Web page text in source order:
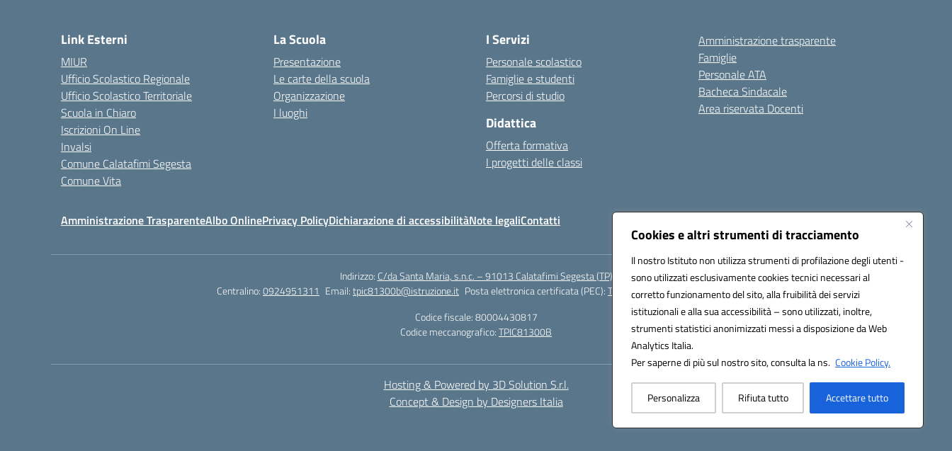
Cookies e altri strumenti di tracciamento
Il nostro Istituto non utilizza strumenti di profilazione degli utenti -
sono utilizzati esclusivamente cookies tecnici necessari al
corretto funzionamento del sito, alla fruibilità dei servizi
istituzionali e alla sua accessibilità – sono utilizzati, inoltre,
strumenti statistici anonimizzati messi a disposizione da Web
Analytics Italia.
Per saperne di più sul nostro sito, consulta la ns. Cookie Policy.
Personalizza Rifiuta tutto Accettare tutto
Link Esterni
MIUR
Ufficio Scolastico Regionale
Ufficio Scolastico Territoriale
Scuola in Chiaro
Iscrizioni On Line
Invalsi
Comune Calatafimi Segesta
Comune Vita
La Scuola
Presentazione
Le carte della scuola
Organizzazione
I luoghi
I Servizi
Personale scolastico
Famiglie e studenti
Percorsi di studio
Didattica
Offerta formativa
I progetti delle classi
Amministrazione trasparente
Famiglie
Personale ATA
Bacheca Sindacale
Area riservata Docenti
Amministrazione TrasparenteAlbo OnlinePrivacy PolicyDichiarazione di accessibilitàNote legaliContatti
Indirizzo: C/da Santa Maria, s.n.c. – 91013 Calatafimi Segesta (TP)
Centralino:0924951311 Email:tpic81300b@istruzione.it Posta elettronica certificata (PEC):TPIC81300B@pec.istruzione.it
Codice fiscale: 80004430817
Codice meccanografico:TPIC81300B
Hosting & Powered by 3D Solution S.r.l.
Concept & Design by Designers Italia